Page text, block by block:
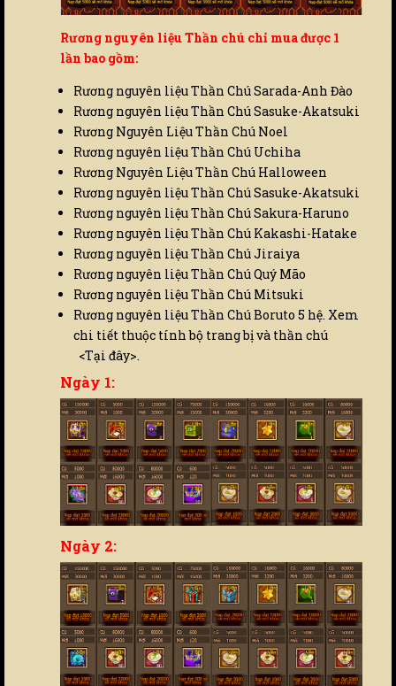
Rương nguyên liệu Thần chú chỉ mua được 1
lần bao gồm:
Rương nguyên liệu Thần Chú Sarada-Anh Đào
Rương nguyên liệu Thần Chú Sasuke-Akatsuki
Rương Nguyên Liệu Thần Chú Noel
Rương nguyên liệu Thần Chú Uchiha
Rương Nguyên Liệu Thần Chú Halloween
Rương nguyên liệu Thần Chú Sasuke-Akatsuki
Rương nguyên liệu Thần Chú Sakura-Haruno
Rương nguyên liệu Thần Chú Kakashi-Hatake
Rương nguyên liệu Thần Chú Jiraiya
Rương nguyên liệu Thần Chú Quý Mão
Rương nguyên liệu Thần Chú Mitsuki
Rương nguyên liệu Thần Chú Boruto 5 hệ. Xem
chi tiết thuộc tính bộ trang bị và thần chú
<Tại đây>.
Ngày 1:
Ngày 2: